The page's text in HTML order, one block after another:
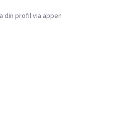
din profil via appen